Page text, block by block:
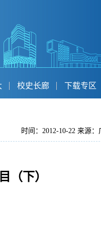
校史长廊 下载专区
时间：2012-10-22 来源：
（下）